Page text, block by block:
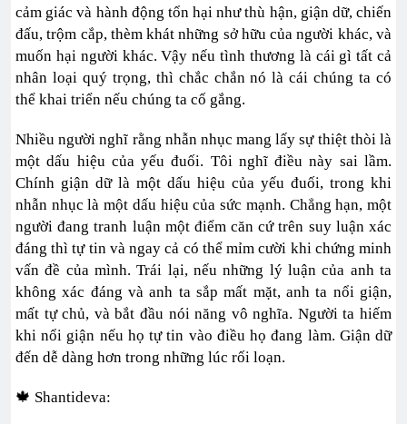
cảm giác và hành động tổn hại như thù hận, giận dữ, chiến
đấu, trộm cắp, thèm khát những sở hữu của người khác, và
muốn hại người khác. Vậy nếu tình thương là cái gì tất cả
nhân loại quý trọng, thì chắc chắn nó là cái chúng ta có
thể khai triển nếu chúng ta cố gắng.
Nhiều người nghĩ rằng nhẫn nhục mang lấy sự thiệt thòi là
một dấu hiệu của yếu đuối. Tôi nghĩ điều này sai lầm.
Chính giận dữ là một dấu hiệu của yếu đuối, trong khi
nhẫn nhục là một dấu hiệu của sức mạnh. Chẳng hạn, một
người đang tranh luận một điểm căn cứ trên suy luận xác
đáng thì tự tin và ngay cả có thể mỉm cười khi chứng minh
vấn đề của mình. Trái lại, nếu những lý luận của anh ta
không xác đáng và anh ta sắp mất mặt, anh ta nổi giận,
mất tự chủ, và bắt đầu nói năng vô nghĩa. Người ta hiếm
khi nổi giận nếu họ tự tin vào điều họ đang làm. Giận dữ
đến dễ dàng hơn trong những lúc rối loạn.
🍁 Shantideva: